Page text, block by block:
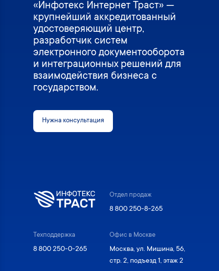
«Инфотекс Интернет Траст» —
крупнейший аккредитованный
удостоверяющий центр,
разработчик систем
электронного документооборота
и интеграционных решений для
взаимодействия бизнеса с
государством.
Нужна консультация
Отдел продаж
8 800 250-8-265
Техподдержка
8 800 250-0-265
Офис в Москве
Москва, ул. Мишина, 56,
стр. 2, подъезд 1, этаж 2